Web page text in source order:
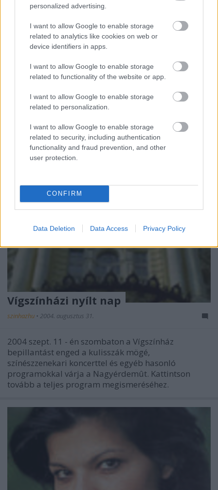
personalized advertising.
I want to allow Google to enable storage
related to analytics like cookies on web or
device identifiers in apps.
I want to allow Google to enable storage
related to functionality of the website or app.
I want to allow Google to enable storage
related to personalization.
I want to allow Google to enable storage
related to security, including authentication
functionality and fraud prevention, and other
user protection.
CONFIRM
Data Deletion Data Access Privacy Policy
az élet
szinhazhu•2004. szeptember 02.
- Koncz Zsuzsa felvétele -Május 24-én töltötte be
kilencvenedik életévét George Tabori, azaz Tábori
György, író, rendezô, színész, színházi mindenes és
"fenegyerek", a muvészeti avantgárd egyik
készült, magyarul eddig publikálatlan…
Vígszínházi nyílt nap
szinhazhu • 2004. augusztus 31.
2004 szept. 11 - én szombaton a Vígszínház
bepillantást enged a kulisszák mögé,
színészzenekari koncerttel és egyéb hasonló
programokkal várja a Nagyérdemût. Kattintson
tovább a teljes program megismeréséhez.